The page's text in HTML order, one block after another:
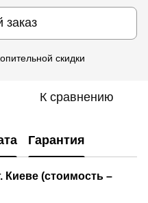
заказ
скидки
К сравнению
Гарантия
Киеве (стоимость –